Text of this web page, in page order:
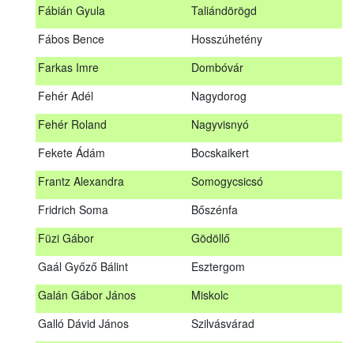
Fábián Gyula
Taliándörögd
Fábos Bence
Hosszúhetény
Farkas Imre
Dombóvár
Fehér Adél
Nagydorog
Fehér Roland
Nagyvisnyó
Fekete Ádám
Bocskaikert
Frantz Alexandra
Somogycsicsó
Fridrich Soma
Bőszénfa
Füzi Gábor
Gödöllő
Gaál Győző Bálint
Esztergom
Galán Gábor János
Miskolc
Galló Dávid János
Szilvásvárad
Csók Péter
Budapest 16. ker.
Daraboshegy
Erdőhorváti
Taliándörögd
Dombóvár
Fekete Ádám
Bocskaikert